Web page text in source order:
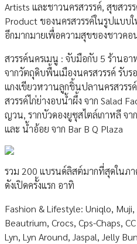
Artists และชาวนครสวรรค์, สุขสวร
Product ของนครสวรรค์ในรูปแบบ
อีกมากมายเพื่อความสุขของชาวค
สวรรค์นครเมนู : จับมือกับ 5 ร้านอา
จากวัตถุดิบพื้นเมืองนครสวรรค์ รับ
แกงเขียวหวานลูกชิ้นปลานครสวร
สวรรค์ไก่ย่างอบน้ำผึ้ง จาก Salad
ญวน, รากบัวดองยูซุสไตล์เกาหลี จา
และ น้ำอ้อย จาก Bar B Q Plaza
รวม 200 แบรนด์ลิสต์มากที่สุดในภ
ดังเปิดครั้งแรก อาทิ
Fashion & Lifestyle: Uniqlo,
Beautrium, Crocs, Cps-Chaps,
Lyn, Lyn Around, Jaspal, Jelly